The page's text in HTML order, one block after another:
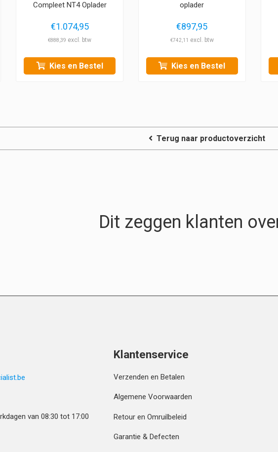
Compleet NT4 Oplader
€1.074,95
€888,39
Kies en Bestel
oplader
€897,95
€742,11
Kies en Bestel
Terug naar productoverzicht
Dit zeggen klanten
van 08:30 tot 17:00
Klantenservice
Verzenden en Betalen
Algemene Voorwaarden
Retour en Omruilbeleid
Garantie & Defecten